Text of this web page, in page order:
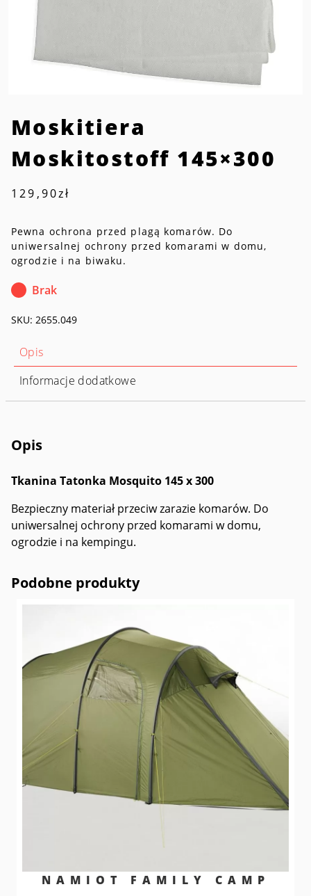
Moskitiera
Moskitostoff 145×300
129,90zł
Pewna ochrona przed plagą komarów. Do
uniwersalnej ochrony przed komarami w domu,
ogrodzie i na biwaku.
Brak
SKU: 2655.049
Opis
Informacje dodatkowe
Opis
Tkanina Tatonka Mosquito 145 x 300
Bezpieczny materiał przeciw zarazie komarów. Do
uniwersalnej ochrony przed komarami w domu,
ogrodzie i na kempingu.
Podobne produkty
NAMIOT FAMILY CAMP